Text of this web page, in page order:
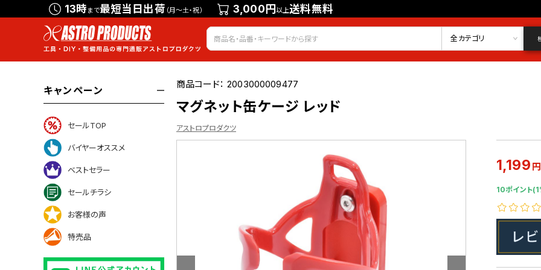
13時まで最短当日出荷 （月～土・祝） 3,000円以上送料無料
会員登録 ログイン
お気に入り
全カテゴリ
キャンペーン
セールTOP
バイヤーオススメ
ベストセラー
セールチラシ
お客様の声
特売品
商品コード：2003000009477
マグネット缶ケージ レッド
アストロプロダクツ
1,199 円
10ポイント